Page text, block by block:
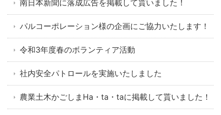
南日本新聞に落成広告を掲載して貰いました！
パルコーポレーション様の企画にご協力いたします！
令和3年度春のボランティア活動
社内安全パトロールを実施いたしました
農業土木かごしまHa・ta・taに掲載して貰いました！